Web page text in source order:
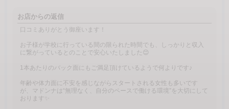
お店からの返信
口コミありがとう御座います！
お子様が学校に行っている間の限られた時間でも、しっかりと収入
に繋がっているとのことで安心いたしました😊
1本あたりのバック面にもご満足頂けているようで何よりです♪
年齢や体力面に不安を感じながらスタートされる女性も多いです
が、マドンナは“無理なく、自分のペースで働ける環境”を大切にして
おります✨